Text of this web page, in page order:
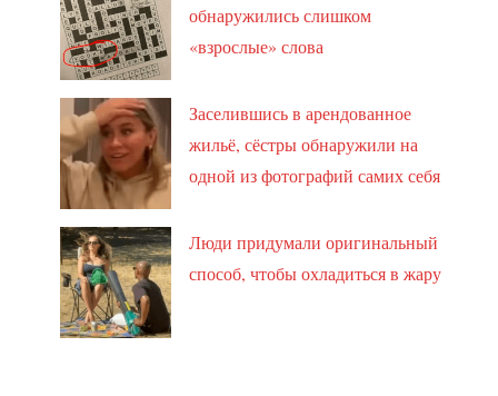
обнаружились слишком
«взрослые» слова
Заселившись в арендованное
жильё, сёстры обнаружили на
одной из фотографий самих себя
Люди придумали оригинальный
способ, чтобы охладиться в жару